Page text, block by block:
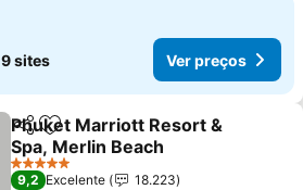
9 sites Ver preços
PartilharAdicionar aos favoritos
Phuket Marriott Resort &
Spa, Merlin Beach
Ver preços
5 Estrelas
9,2 Excelente 18.223